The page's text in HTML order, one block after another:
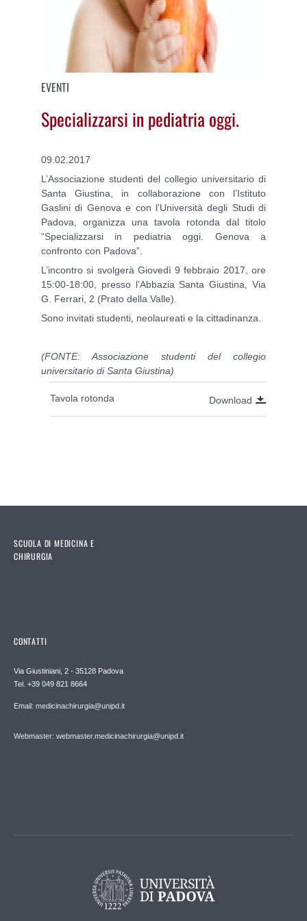
EVENTI
Specializzarsi in pediatria oggi.
09.02.2017
L’Associazione studenti del collegio universitario di
Santa Giustina, in collaborazione con l’Istituto
Gaslini di Genova e con l’Università degli Studi di
Padova, organizza una tavola rotonda dal titolo
“Specializzarsi in pediatria oggi. Genova a
confronto con Padova”.
L’incontro si svolgerà Giovedì 9 febbraio 2017, ore
15:00-18:00, presso l’Abbazia Santa Giustina, Via
G. Ferrari, 2 (Prato della Valle).
Sono invitati studenti, neolaureati e la cittadinanza.
(FONTE: Associazione studenti del collegio
universitario di Santa Giustina)
Tavola rotonda Download
SCUOLA DI MEDICINA E
CHIRURGIA
CONTATTI
Via Giustiniani, 2 - 35128 Padova
Tel. +39 049 821 8664
Email: medicinachirurgia@unipd.it
Webmaster: webmaster.medicinachirurgia@unipd.it